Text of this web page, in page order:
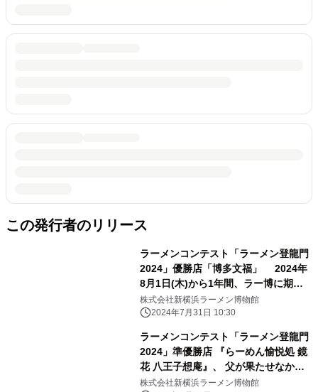
この発行者のリリース
ラーメンコンテスト「ラーメン登龍門
2024」優勝店「博多文福」 2024年
8月1日(木)から1年間、ラー博に期間
限定出店
株式会社新横浜ラーメン博物館
2024年7月31日 10:30
ラーメンコンテスト「ラーメン登龍門
2024」準優勝店 『らーめん愉悦処 鏡
花 八王子想庵』、 父が果たせなかっ
た夢を叶え、7月18日(木)よりラー博
株式会社新横浜ラーメン博物館